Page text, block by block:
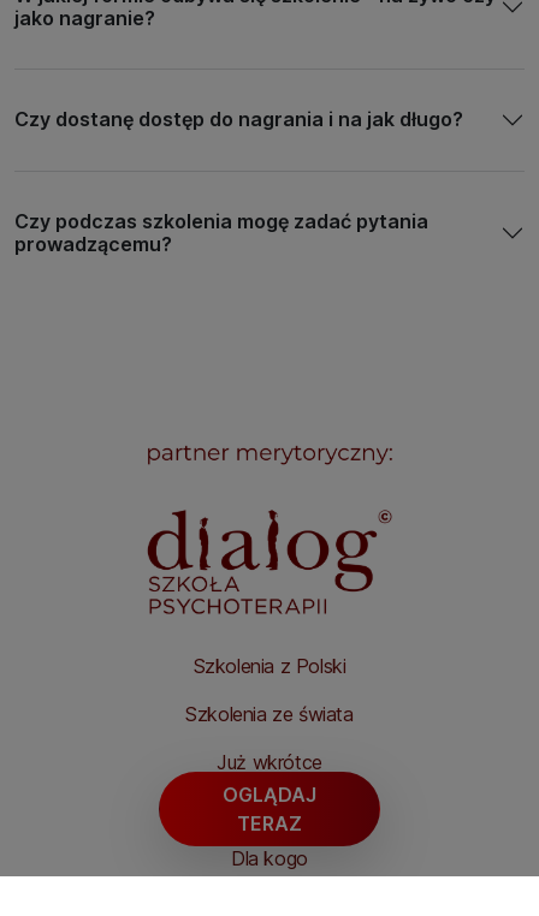
jako nagranie?
Czy dostanę dostęp do nagrania i na jak długo?
Czy podczas szkolenia mogę zadać pytania
prowadzącemu?
Szkolenia z Polski
Szkolenia ze świata
Już wkrótce
Tematy szkoleń
Dla kogo
OGLĄDAJ
TERAZ